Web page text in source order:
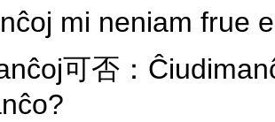
mi neniam frue
可否：